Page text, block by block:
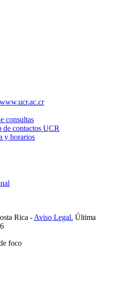
consultas
contactos UCR
y horarios
Rica - Aviso Legal. Última
foco